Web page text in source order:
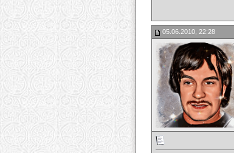
05.06.2010, 22:28